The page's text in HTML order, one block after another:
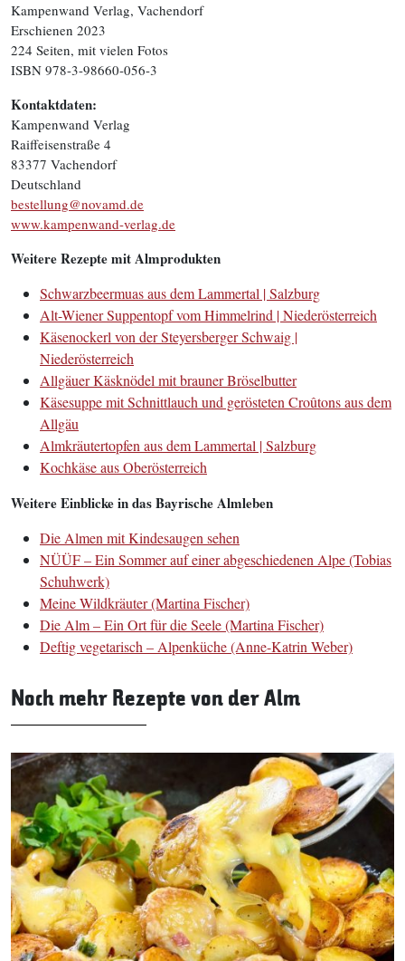
Kampenwand Verlag, Vachendorf
Erschienen 2023
224 Seiten, mit vielen Fotos
ISBN 978-3-98660-056-3
Kontaktdaten:
Kampenwand Verlag
Raiffeisenstraße 4
83377 Vachendorf
Deutschland
bestellung@novamd.de
www.kampenwand-verlag.de
Weitere Rezepte mit Almprodukten
Schwarzbeermuas aus dem Lammertal | Salzburg
Alt-Wiener Suppentopf vom Himmelrind | Niederösterreich
Käsenockerl von der Steyersberger Schwaig |
Niederösterreich
Allgäuer Käsknödel mit brauner Bröselbutter
Käsesuppe mit Schnittlauch und gerösteten Croûtons aus dem
Allgäu
Almkräutertopfen aus dem Lammertal | Salzburg
Kochkäse aus Oberösterreich
Weitere Einblicke in das Bayrische Almleben
Die Almen mit Kindesaugen sehen
NÜÜF – Ein Sommer auf einer abgeschiedenen Alpe (Tobias
Schuhwerk)
Meine Wildkräuter (Martina Fischer)
Die Alm – Ein Ort für die Seele (Martina Fischer)
Deftig vegetarisch – Alpenküche (Anne-Katrin Weber)
Noch mehr Rezepte von der Alm